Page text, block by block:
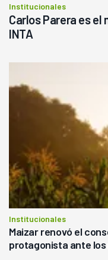
Institucionales
Carlos Parera es
INTA
Institucionales
Maizar renovó el
protagonista ante